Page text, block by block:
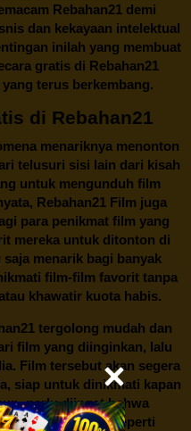
Rebahan21 demi
dan kekayaan intelektual
inilah yang membuat
gratis di Rebahan21
terus berkembang.
di Rebahan21
menariknya menonton
telusuri sisi lain dari kisah
untuk mengunduh film
Rebahan21 Film juga
para penikmat film yang
mereka untuk ditonton di
menarik bagi banyak
film-film favorit tanpa
khawatir kuota habis.
tergolong mudah dan
film yang diinginkan, lalu
Film tersebut akan segera
siap untuk dinikmati kapan
perlu diingat bahwa
dari situs-situs seperti